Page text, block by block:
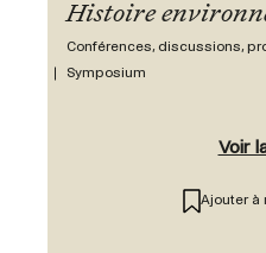
Histoire
Conférences, discussions,
Symposium
Voir
Ajouter à